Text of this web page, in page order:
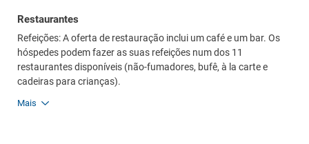
Restaurantes
Refeições: A oferta de restauração inclui um café e um bar. Os
hóspedes podem fazer as suas refeições num dos 11
restaurantes disponíveis (não-fumadores, bufê, à la carte e
cadeiras para crianças).
Mais